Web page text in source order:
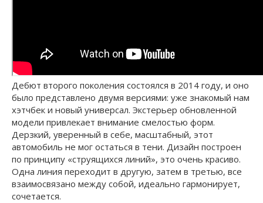
Дебют второго поколения состоялся в 2014 году, и оно
было представлено двумя версиями: уже знакомый нам
хэтчбек и новый универсал. Экстерьер обновленной
модели привлекает внимание смелостью форм.
Дерзкий, уверенный в себе, масштабный, этот
автомобиль не мог остаться в тени. Дизайн построен
по принципу «струящихся линий», это очень красиво.
Одна линия переходит в другую, затем в третью, все
взаимосвязано между собой, идеально гармонирует,
сочетается.